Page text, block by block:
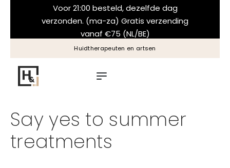
Voor 21:00 besteld, dezelfde dag
verzonden. (ma-za) Gratis verzending
vanaf €75 (NL/BE)
Huidtherapeuten en artsen
Say yes to summer
treatments